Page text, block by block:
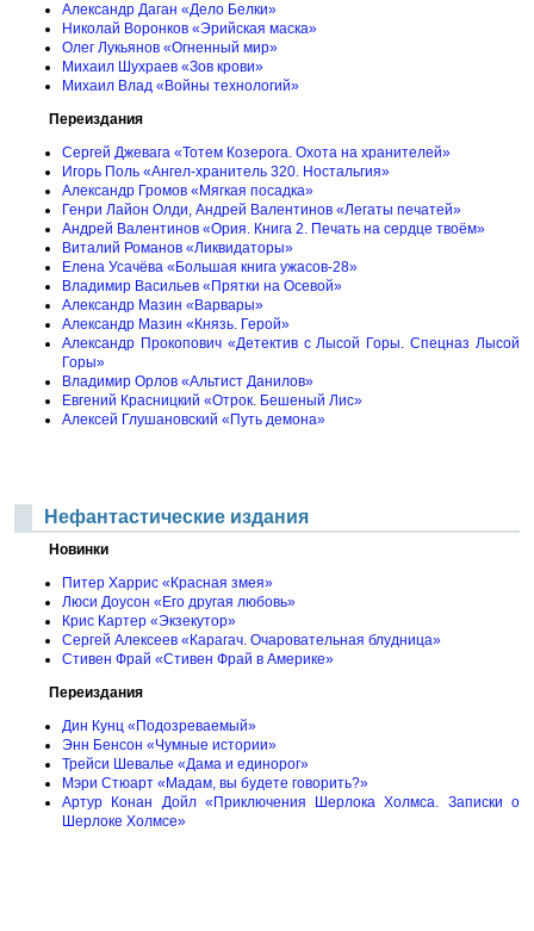
Александр Даган «Дело Белки»
Николай Воронков «Эрийская маска»
Олег Лукьянов «Огненный мир»
Михаил Шухраев «Зов крови»
Михаил Влад «Войны технологий»
Переиздания
Сергей Джевага «Тотем Козерога. Охота на хранителей»
Игорь Поль «Ангел-хранитель 320. Ностальгия»
Александр Громов «Мягкая посадка»
Генри Лайон Олди, Андрей Валентинов «Легаты печатей»
Андрей Валентинов «Ория. Книга 2. Печать на сердце твоём»
Виталий Романов «Ликвидаторы»
Елена Усачёва «Большая книга ужасов-28»
Владимир Васильев «Прятки на Осевой»
Александр Мазин «Варвары»
Александр Мазин «Князь. Герой»
Александр Прокопович «Детектив с Лысой Горы. Спецназ Лысой
Горы»
Владимир Орлов «Альтист Данилов»
Евгений Красницкий «Отрок. Бешеный Лис»
Алексей Глушановский «Путь демона»
Нефантастические издания
Новинки
Питер Харрис «Красная змея»
Люси Доусон «Его другая любовь»
Крис Картер «Экзекутор»
Сергей Алексеев «Карагач. Очаровательная блудница»
Стивен Фрай «Стивен Фрай в Америке»
Переиздания
Дин Кунц «Подозреваемый»
Энн Бенсон «Чумные истории»
Трейси Шевалье «Дама и единорог»
Мэри Стюарт «Мадам, вы будете говорить?»
Артур Конан Дойл «Приключения Шерлока Холмса. Записки о
Шерлоке Холмсе»